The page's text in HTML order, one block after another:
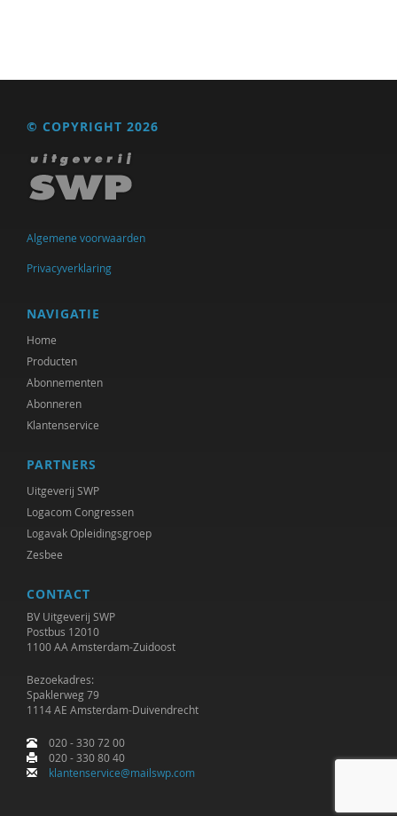
© COPYRIGHT 2026
Algemene voorwaarden
Privacyverklaring
NAVIGATIE
Home
Producten
Abonnementen
Abonneren
Klantenservice
PARTNERS
Uitgeverij SWP
Logacom Congressen
Logavak Opleidingsgroep
Zesbee
CONTACT
BV Uitgeverij SWP
Postbus 12010
1100 AA Amsterdam-Zuidoost
Bezoekadres:
Spaklerweg 79
1114 AE Amsterdam-Duivendrecht
020 - 330 72 00
020 - 330 80 40
klantenservice@mailswp.com